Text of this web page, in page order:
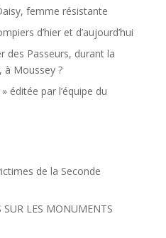
femme résistante
d’hier et d’aujourd’hui
des Passeurs, durant la
à Moussey ?
éditée par l’équipe du
de la Seconde
SUR LES MONUMENTS